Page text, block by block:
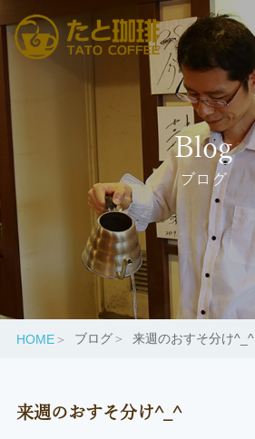
Blog
ブログ
HOME ブログ 来週のおすそ分け^_^
来週のおすそ分け^_^